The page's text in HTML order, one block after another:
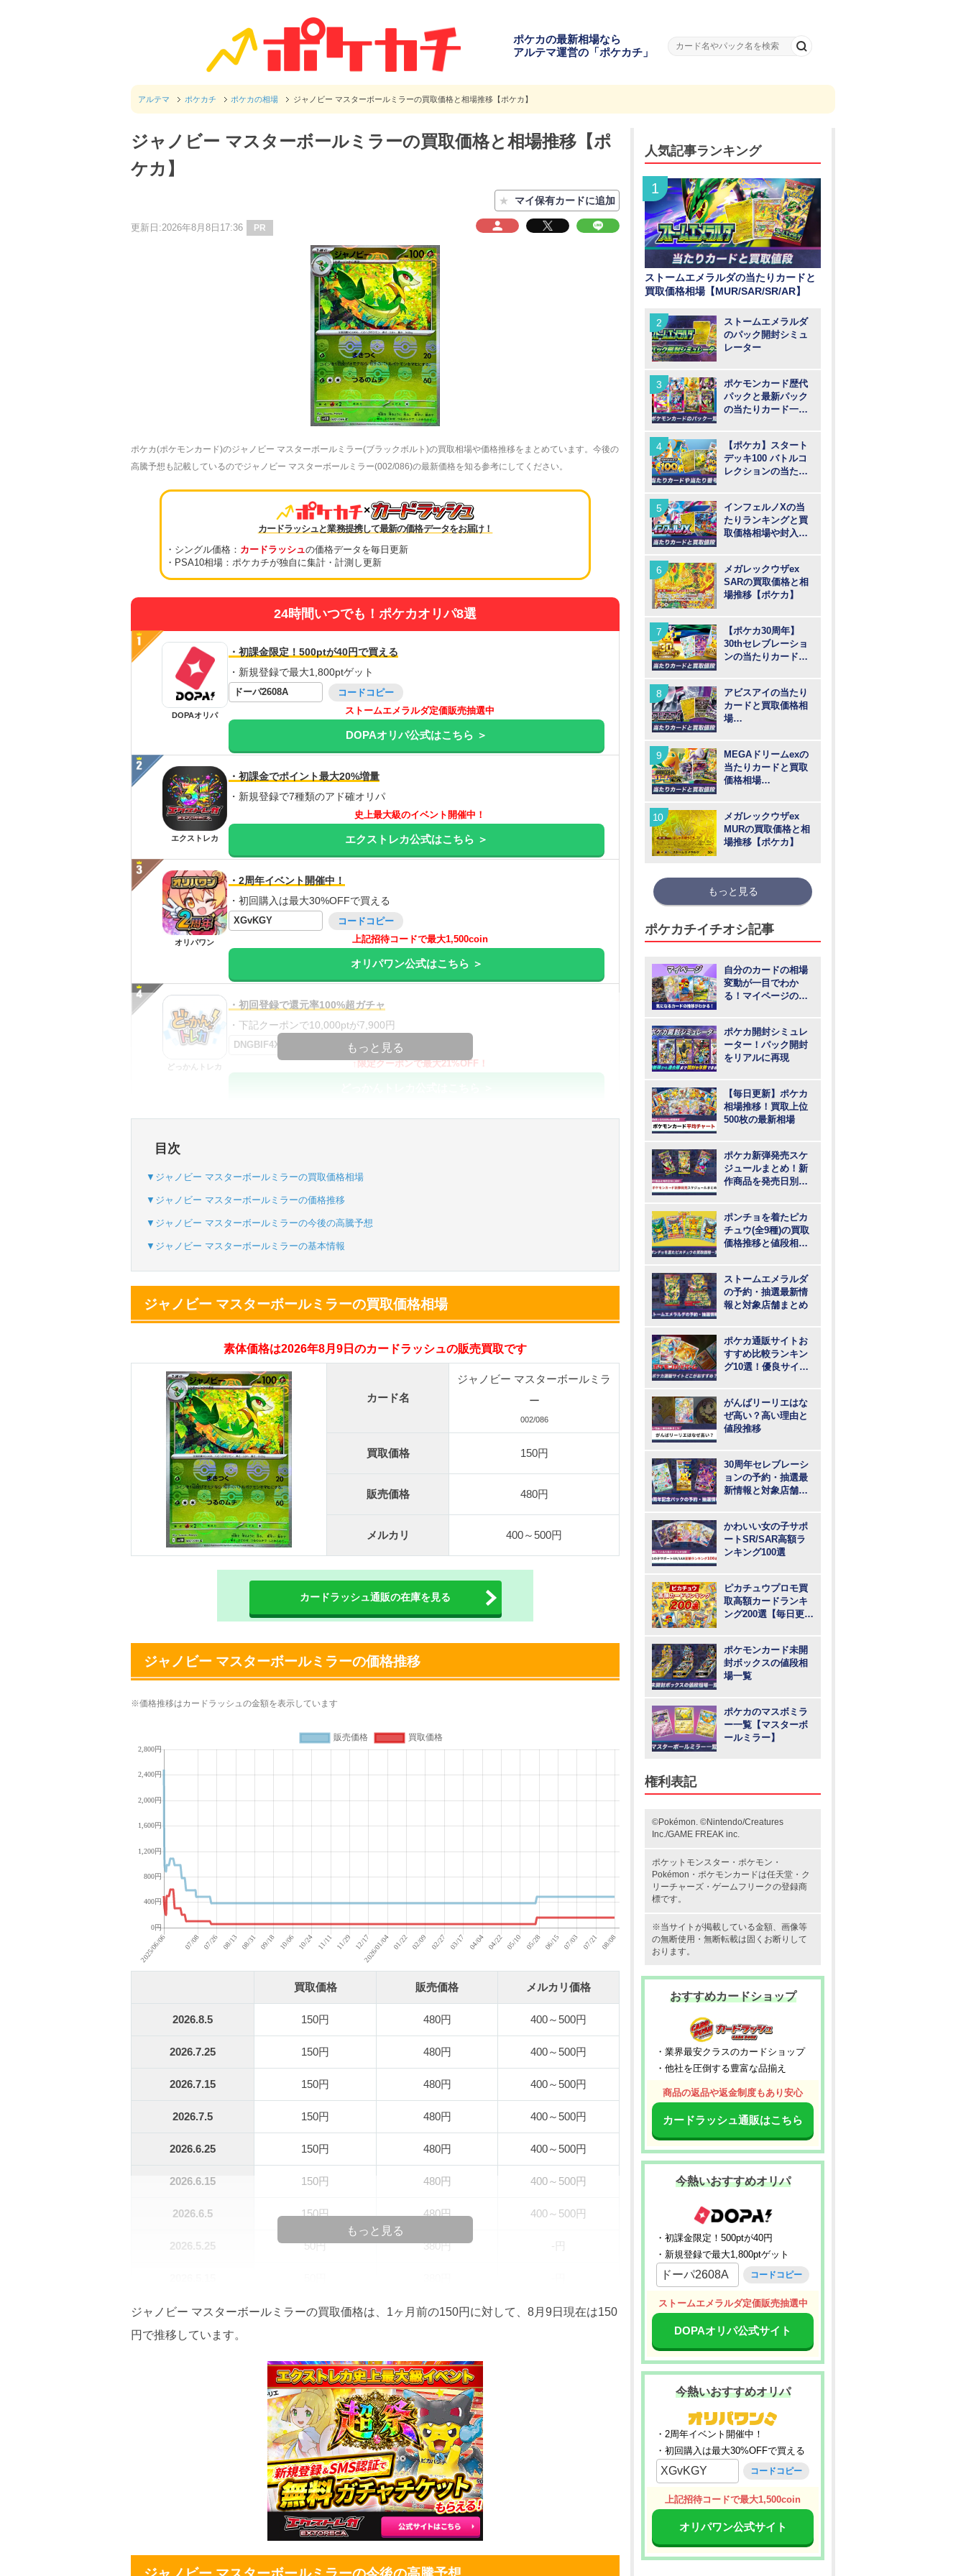
ポケカの最新相場なら
アルテマ運営の「ポケカチ」
アルテマ ポケカチ ポケカの相場 ジャノビー マスターボールミラーの買取価格と相場推移【ポケカ】
ジャノビー マスターボールミラーの買取価格と相場推移【ポ
ケカ】
★ マイ保有カードに追加
更新日:2026年8月8日17:36 PR
ポケカ(ポケモンカード)のジャノビー マスターボールミラー(ブラックボルト)の買取相場や価格推移をまとめています。今後の
高騰予想も記載しているのでジャノビー マスターボールミラー(002/086)の最新価格を知る参考にしてください。
×
カードラッシュと業務提携して最新の価格データをお届け！
・シングル価格： カードラッシュの価格データを毎日更新
・PSA10相場：ポケカチが独自に集計・計測し更新
24時間いつでも！ポケカオリパ8選
DOPAオリパ
・初課金限定！500ptが40円で買える
・新規登録で最大1,800ptゲット
ドーパ2608A
コードコピー
ストームエメラルダ定価販売抽選中
DOPAオリパ公式はこちら ＞
エクストレカ
・初課金でポイント最大20%増量
・新規登録で7種類のアド確オリパ
史上最大級のイベント開催中！
エクストレカ公式はこちら ＞
オリパワン
・2周年イベント開催中！
・初回購入は最大30%OFFで買える
XGvKGY
コードコピー
上記招待コードで最大1,500coin
オリパワン公式はこちら ＞
どっかんトレカ
・初回登録で還元率100%超ガチャ
・下記クーポンで10,000ptが7,900円
DNGBIF4X
コードコピー
↑限定クーポンで最大21%OFF！
・atone・ペイディ対応！
・新規登録で6種類アド確解禁
オリくじ
・新規登録で無料100連できる！
・初回購入は500coinが50円
TVCM記念！激熱イベント開催中
TORAオリパ
・リリース1周年イベント開催中！
・新規登録で最大90%OFF
初回登録で4種類アド確解放
もっと見る
目次
▼ジャノビー マスターボールミラーの買取価格相場
▼ジャノビー マスターボールミラーの価格推移
▼ジャノビー マスターボールミラーの今後の高騰予想
▼ジャノビー マスターボールミラーの基本情報
ジャノビー マスターボールミラーの買取価格相場
素体価格は2026年8月9日のカードラッシュの販売買取です
カード名
ジャノビー マスターボールミラ
ー
002/086
買取価格 150円
販売価格 480円
メルカリ 400～500円
カードラッシュ通販の在庫を見る
ジャノビー マスターボールミラーの価格推移
※価格推移はカードラッシュの金額を表示しています
買取価格 販売価格 メルカリ価格
2026.8.5 150円 480円 400～500円
2026.7.25 150円 480円 400～500円
2026.7.15 150円 480円 400～500円
2026.7.5 150円 480円 400～500円
2026.6.25 150円 480円 400～500円
2026.6.15 150円 480円 400～500円
2026.6.5 150円 480円 400～500円
2026.5.25 50円 380円 -円
2026.5.5 50円 380円 -円
2026.4.25
50円 380円
50円 380円
50円 380円
50円 380円
50円 380円
50円 380円
2026.2.15 50円 380円
もっと見る
ジャノビー マスターボールミラーの買取価格は、1ヶ月前の150円に対して、8月9日現在は150
円で推移しています。
人気記事ランキング
ストームエメラルダの当たりカードと
買取価格相場【MUR/SAR/SR/AR】
ストームエメラルダ
のパック開封シミュ
レーター
ポケモンカード歴代
パックと最新パック
の当たりカード一覧
【ポケカ】スタート
デッキ100 バトルコ
レクションの当たり
インフェルノXの当
たりランキングと買
取価格相場や封入率
メガレックウザex
SARの買取価格と相
場推移【ポケカ】
【ポケカ30周年】
30thセレブレーショ
ンの当たりカードと
アビスアイの当たり
カードと買取価格相
場
MEGAドリームexの
当たりカードと買取
価格相場
メガレックウザex
MURの買取価格と相
場推移【ポケカ】
もっと見る
ポケカチイチオシ記事
自分のカードの相場
変動が一目でわか
る！マイページの登
ポケカ開封シミュレ
ーター！パック開封
をリアルに再現
【毎日更新】ポケカ
相場推移！買取上位
500枚の最新相場
ポケカ新弾発売スケ
ジュールまとめ！新
作商品を発売日別に
ポンチョを着たピカ
チュウ(全9種)の買取
価格推移と値段相
ストームエメラルダ
の予約・抽選最新情
報と対象店舗まとめ
ポケカ通販サイトお
すすめ比較ランキン
グ10選！優良サイト
がんばリーリエはな
ぜ高い？高い理由と
値段推移
30周年セレブレーシ
ョンの予約・抽選最
新情報と対象店舗ま
かわいい女の子サポ
ートSR/SAR高額ラ
ンキング100選
ピカチュウプロモ買
取高額カードランキ
ング200選【毎日更
ポケモンカード未開
封ボックスの値段相
場一覧
ポケカのマスボミラ
ー一覧【マスターボ
ールミラー】
権利表記
©Pokémon. ©Nintendo/Creatures
Inc./GAME FREAK inc.
ポケットモンスター ・ポケモン・
Pokémon・ ポケモンカードは任天堂・ ク
リーチャーズ ・ ゲームフリークの登録商
標です。
※当サイトが掲載している金額、画像等
の無断使用・無断転載は固くお断りして
おります。
おすすめカードショップ
・業界最安クラスのカードショップ
・他社を圧倒する豊富な品揃え
商品の返品や返金制度もあり安心
カードラッシュ通販はこちら
今熱いおすすめオリパ
・初課金限定！500ptが40円
・新規登録で最大1,800ptゲット
ドーパ2608A コードコピー
ストームエメラルダ定価販売抽選中
DOPAオリパ公式サイト
今熱いおすすめオリパ
・2周年イベント開催中！
・初回購入は最大30%OFFで買える
XGvKGY コードコピー
上記招待コードで最大1,500coin
オリパワン公式サイト